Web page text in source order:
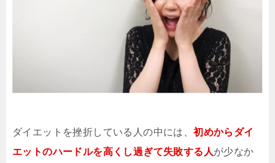
ダイエットを挫折している人の中には、初めからダイ
エットのハードルを高くし過ぎて失敗する人が少なか